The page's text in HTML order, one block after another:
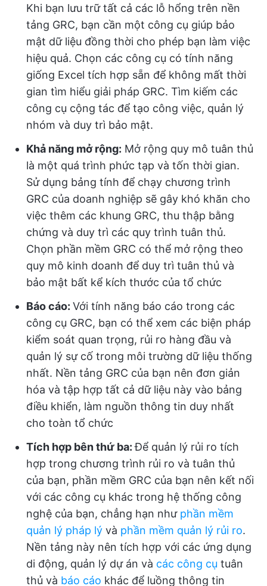
Khi bạn lưu trữ tất cả các lỗ hổng trên nền
tảng GRC, bạn cần một công cụ giúp bảo
mật dữ liệu đồng thời cho phép bạn làm việc
hiệu quả. Chọn các công cụ có tính năng
giống Excel tích hợp sẵn để không mất thời
gian tìm hiểu giải pháp GRC. Tìm kiếm các
công cụ cộng tác để tạo công việc, quản lý
nhóm và duy trì bảo mật.
Khả năng mở rộng: Mở rộng quy mô tuân thủ
là một quá trình phức tạp và tốn thời gian.
Sử dụng bảng tính để chạy chương trình
GRC của doanh nghiệp sẽ gây khó khăn cho
việc thêm các khung GRC, thu thập bằng
chứng và duy trì các quy trình tuân thủ.
Chọn phần mềm GRC có thể mở rộng theo
quy mô kinh doanh để duy trì tuân thủ và
bảo mật bất kể kích thước của tổ chức
Báo cáo: Với tính năng báo cáo trong các
công cụ GRC, bạn có thể xem các biện pháp
kiểm soát quan trọng, rủi ro hàng đầu và
quản lý sự cố trong môi trường dữ liệu thống
nhất. Nền tảng GRC của bạn nên đơn giản
hóa và tập hợp tất cả dữ liệu này vào bảng
điều khiển, làm nguồn thông tin duy nhất
cho toàn tổ chức
Tích hợp bên thứ ba:Để quản lý rủi ro tích
hợp trong chương trình rủi ro và tuân thủ
của bạn, phần mềm GRC của bạn nên kết nối
với các công cụ khác trong hệ thống công
nghệ của bạn, chẳng hạn như phần mềm
quản lý pháp lý và phần mềm quản lý rủi ro.
Nền tảng này nên tích hợp với các ứng dụng
di động, quản lý dự án và các công cụ tuân
thủ và báo cáo khác để luồng thông tin